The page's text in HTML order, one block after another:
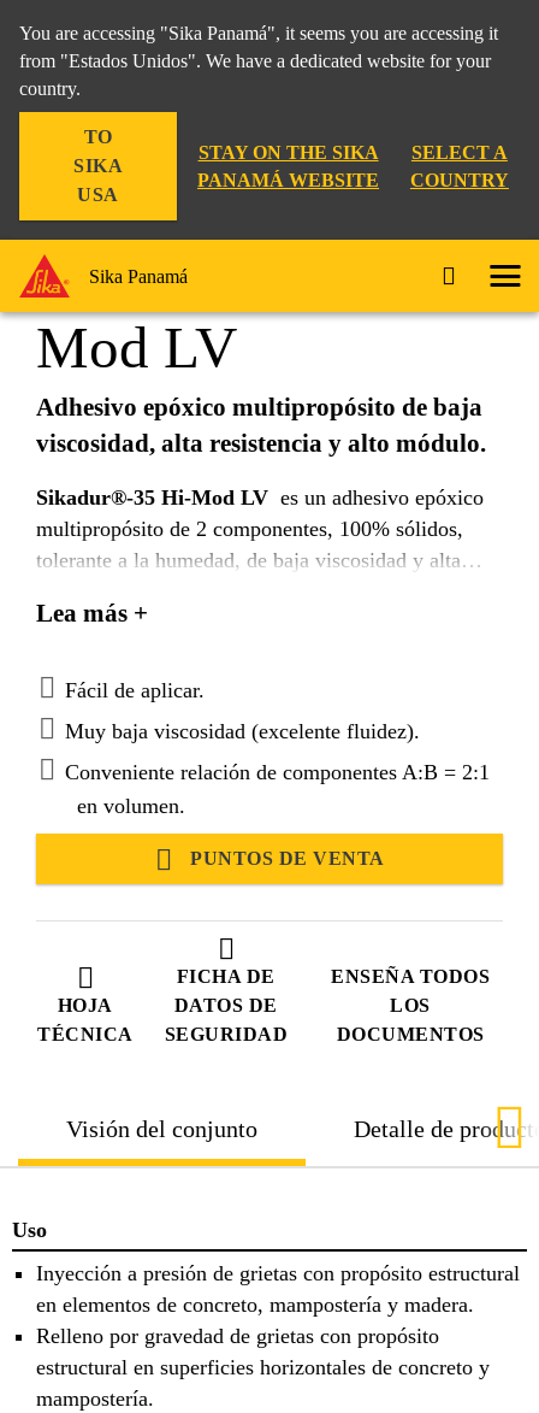
You are accessing "Sika Panamá", it seems you are accessing it
from "Estados Unidos". We have a dedicated website for your
country.
TO
SIKA
USA
STAY ON THE SIKA
PANAMÁ WEBSITE
SELECT A
COUNTRY
Sika Panamá
HOJA
TÉCNICA
FICHA DE
DATOS DE
SEGURIDAD
ENSEÑA TODOS
LOS
DOCUMENTOS
Sikadur®-35 Hi-
Mod LV
Adhesivo epóxico multipropósito de baja
viscosidad, alta resistencia y alto módulo.
Sikadur®-35 Hi-Mod LV es un adhesivo epóxico
multipropósito de 2 componentes, 100% sólidos,
tolerante a la humedad, de baja viscosidad y alta
tipo IV, grado 1 y AASHTO M-235.
Lea más +
Fácil de aplicar.
Muy baja viscosidad (excelente fluidez).
Conveniente relación de componentes A:B = 2:1
en volumen.
PUNTOS DE VENTA
Visión del conjunto Detalle de
Uso
Inyección a presión de grietas con propósito estructural
en elementos de concreto, mampostería y madera.
Relleno por gravedad de grietas con propósito
estructural en superficies horizontales de concreto y
mampostería.